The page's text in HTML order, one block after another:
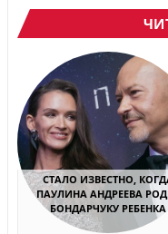
СТАЛО ИЗВЕСТНО,
ПАУЛИНА АНДРЕЕВА
БОНДАРЧУКУ РЕБЕНКА